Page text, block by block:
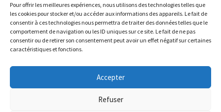
Pour offrir les meilleures expériences, nous utilisons des technologies telles que
les cookies pour stocker et/ou accéder aux informations des appareils. Le fait de
consentir à ces technologies nous permettra de traiter des données telles que le
comportement de navigation ou les ID uniques sur ce site. Le fait de ne pas
consentir ou de retirer son consentement peut avoir un effet négatif sur certaines
caractéristiques et fonctions.
Accepter
Refuser
Le magasin de Lyon sera fermé du 30 juillet au 17 août
inclus. Les commandes seront expédiées à partir du 18
The physical record shop will be closed from july 30th to
august 17th included. Online orders will start shipping on
august 18th.
MARTYR Warp Zone (Reissue) - Vinyl LP (swamp
green orange marble)
23.00€